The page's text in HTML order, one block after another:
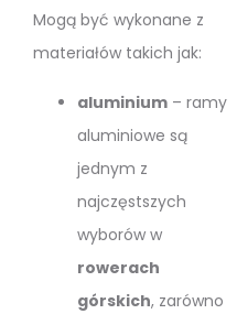
Mogą być wykonane z
materiałów takich jak:
aluminium – ramy
aluminiowe są
jednym z
najczęstszych
wyborów w
rowerach
górskich, zarówno